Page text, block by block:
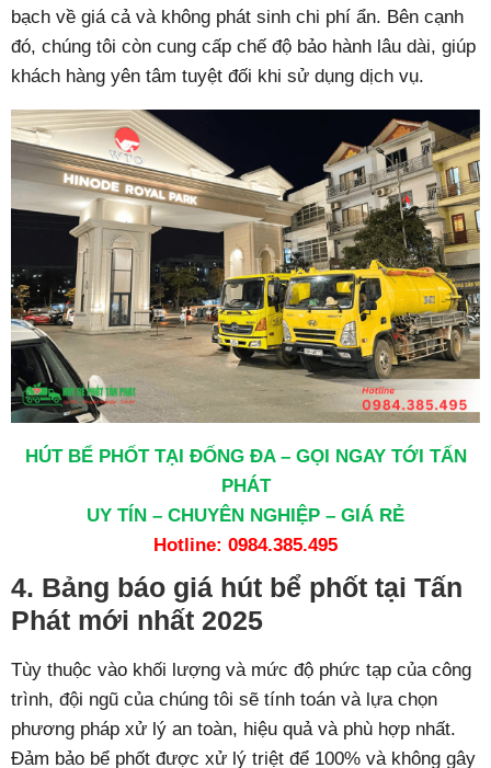
bạch về giá cả và không phát sinh chi phí ẩn. Bên cạnh
đó, chúng tôi còn cung cấp chế độ bảo hành lâu dài, giúp
khách hàng yên tâm tuyệt đối khi sử dụng dịch vụ.
HÚT BỂ PHỐT TẠI ĐỐNG ĐA – GỌI NGAY TỚI TẤN
PHÁT
UY TÍN – CHUYÊN NGHIỆP – GIÁ RẺ
Hotline: 0984.385.495
4. Bảng báo giá hút bể phốt tại Tấn
Phát mới nhất 2025
Tùy thuộc vào khối lượng và mức độ phức tạp của công
trình, đội ngũ của chúng tôi sẽ tính toán và lựa chọn
phương pháp xử lý an toàn, hiệu quả và phù hợp nhất.
Đảm bảo bể phốt được xử lý triệt để 100% và không gây